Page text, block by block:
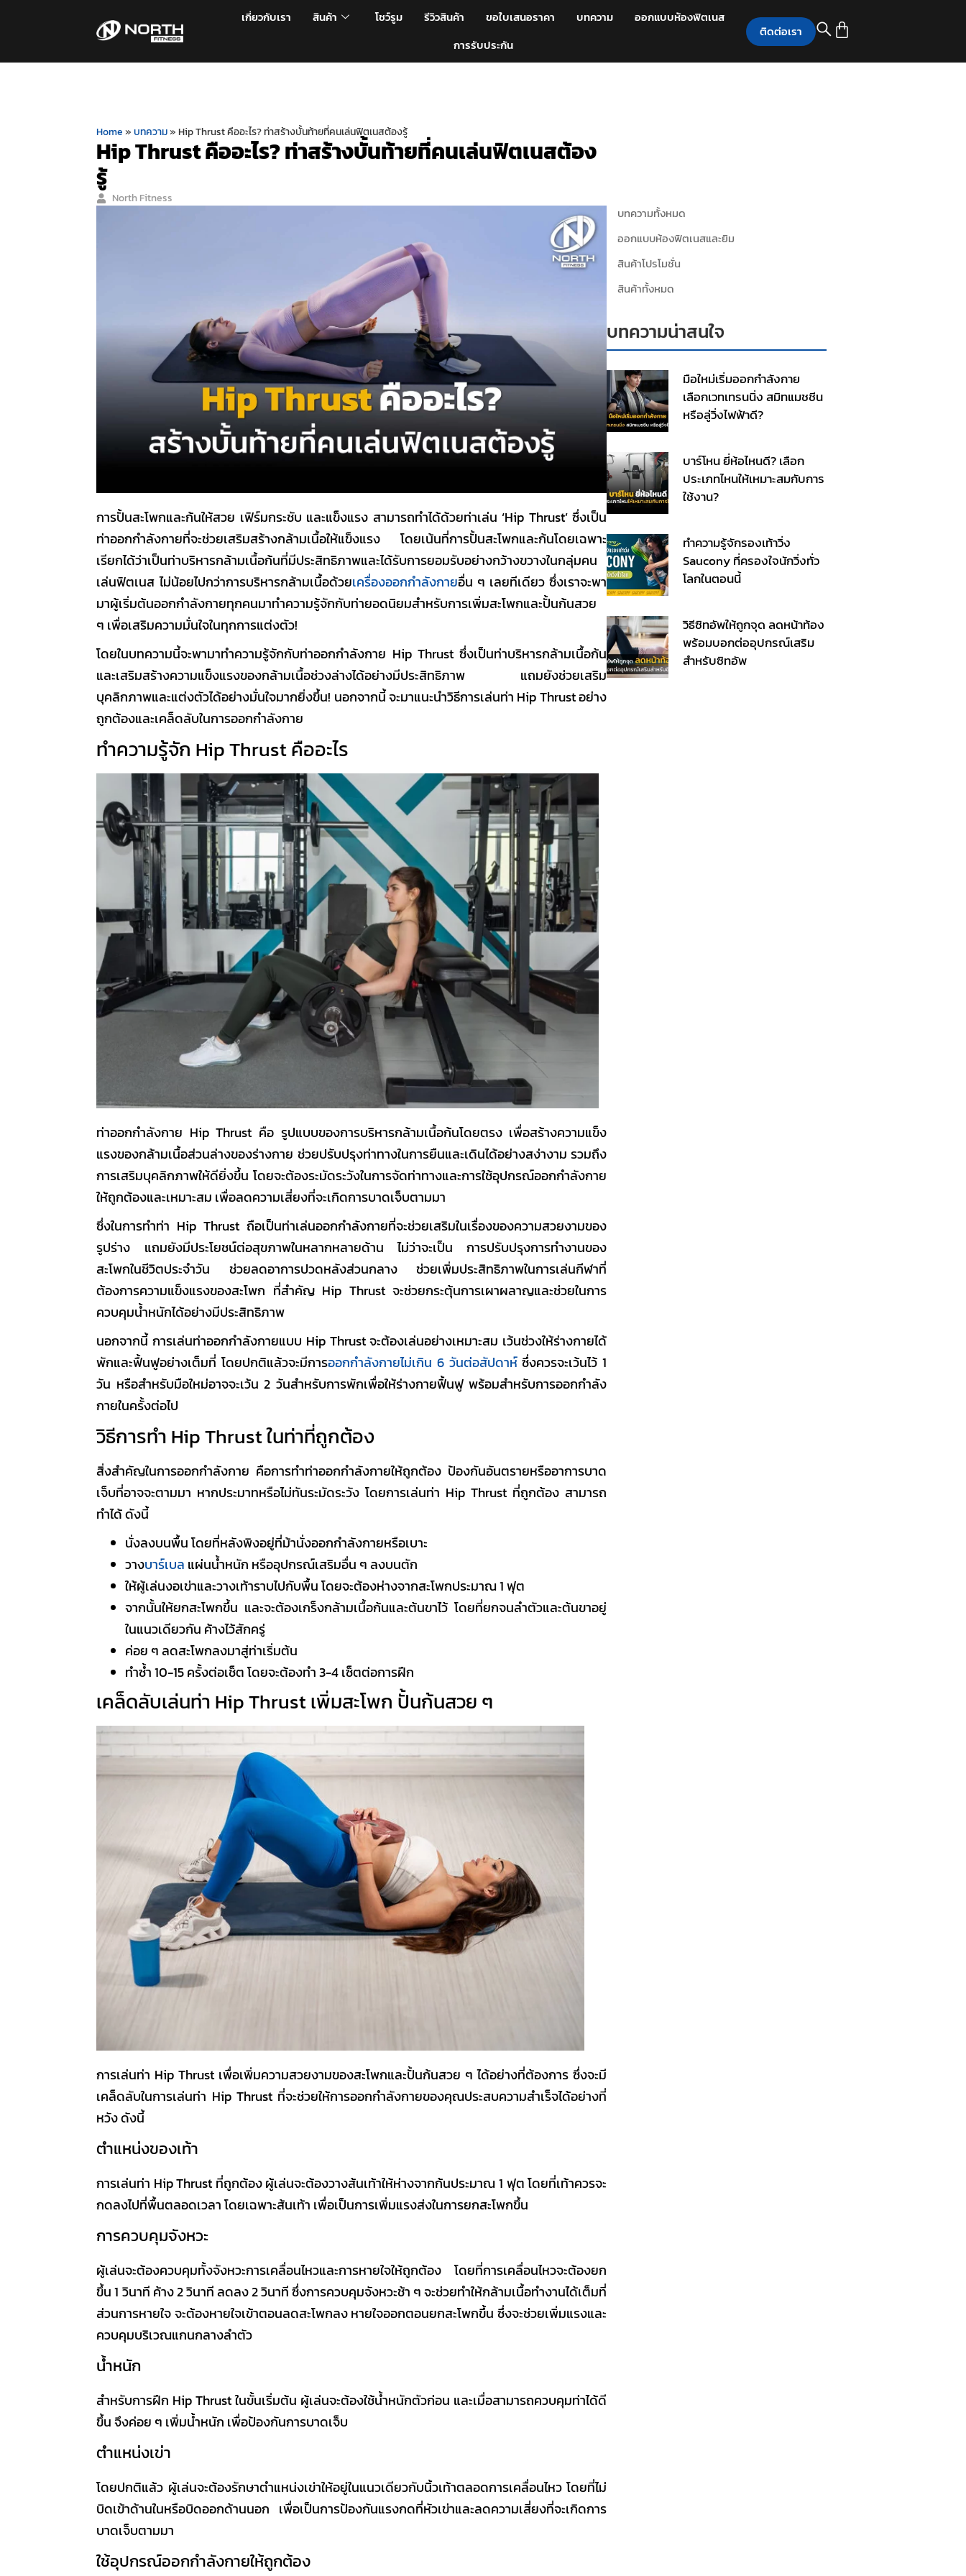
เกี่ยวกับเรา สินค้า โชว์รูม รีวิวสินค้า ขอใบเสนอราคา บทความ
ออกแบบห้องฟิตเนส
การรับประกัน
ติดต่อเรา
Home »บทความ»Hip Thrust คืออะไร? ท่าสร้างบั้นท้ายที่คนเล่นฟิตเนสต้องรู้
Hip Thrust คืออะไร? ท่าสร้างบั้นท้ายที่คนเล่นฟิตเนสต้อง
รู้
North Fitness
การปั้นสะโพกและก้นให้สวย เฟิร์มกระชับ และแข็งแรง สามารถทำได้ด้วยท่าเล่น ‘Hip Thrust’ซึ่งเป็น
ท่าออกกำลังกายที่จะช่วยเสริมสร้างกล้ามเนื้อให้แข็งแรง โดยเน้นที่การปั้นสะโพกและก้นโดยเฉพาะ
เรียกได้ว่าเป็นท่าบริหารกล้ามเนื้อก้นที่มีประสิทธิภาพและได้รับการยอมรับอย่างกว้างขวางในกลุ่มคน
เล่นฟิตเนส ไม่น้อยไปกว่าการบริหารกล้ามเนื้อด้วยเครื่องออกกำลังกายอื่น ๆ เลยทีเดียว ซึ่งเราจะพา
มาผู้เริ่มต้นออกกำลังกายทุกคนมาทำความรู้จักกับท่ายอดนิยมสำหรับการเพิ่มสะโพกและปั้นก้นสวย
ๆ เพื่อเสริมความมั่นใจในทุกการแต่งตัว!
โดยในบทความนี้จะพามาทำความรู้จักกับท่าออกกำลังกาย Hip Thrustซึ่งเป็นท่าบริหารกล้ามเนื้อก้น
และเสริมสร้างความแข็งแรงของกล้ามเนื้อช่วงล่างได้อย่างมีประสิทธิภาพ แถมยังช่วยเสริม
บุคลิกภาพและแต่งตัวได้อย่างมั่นใจมากยิ่งขึ้น! นอกจากนี้ จะมาแนะนำวิธีการเล่นท่า Hip Thrustอย่าง
ถูกต้องและเคล็ดลับในการออกกำลังกาย
ทำความรู้จัก Hip Thrustคืออะไร
ท่าออกกำลังกาย Hip Thrustคือ รูปแบบของการบริหารกล้ามเนื้อก้นโดยตรง เพื่อสร้างความแข็ง
แรงของกล้ามเนื้อส่วนล่างของร่างกาย ช่วยปรับปรุงท่าทางในการยืนและเดินได้อย่างสง่างาม รวมถึง
การเสริมบุคลิกภาพให้ดียิ่งขึ้น โดยจะต้องระมัดระวังในการจัดท่าทางและการใช้อุปกรณ์ออกกำลังกาย
ให้ถูกต้องและเหมาะสม เพื่อลดความเสี่ยงที่จะเกิดการบาดเจ็บตามมา
ซึ่งในการทำท่า Hip Thrustถือเป็นท่าเล่นออกกำลังกายที่จะช่วยเสริมในเรื่องของความสวยงามของ
รูปร่าง แถมยังมีประโยชน์ต่อสุขภาพในหลากหลายด้าน ไม่ว่าจะเป็น การปรับปรุงการทำงานของ
สะโพกในชีวิตประจำวัน ช่วยลดอาการปวดหลังส่วนกลาง ช่วยเพิ่มประสิทธิภาพในการเล่นกีฬาที่
ต้องการความแข็งแรงของสะโพก ที่สำคัญ Hip Thrustจะช่วยกระตุ้นการเผาผลาญและช่วยในการ
ควบคุมน้ำหนักได้อย่างมีประสิทธิภาพ
นอกจากนี้ การเล่นท่าออกกำลังกายแบบ Hip Thrustจะต้องเล่นอย่างเหมาะสม เว้นช่วงให้ร่างกายได้
พักและฟื้นฟูอย่างเต็มที่ โดยปกติแล้วจะมีการออกกำลังกายไม่เกิน 6 วันต่อสัปดาห์ซึ่งควรจะเว้นไว้ 1
วัน หรือสำหรับมือใหม่อาจจะเว้น 2 วันสำหรับการพักเพื่อให้ร่างกายฟื้นฟู พร้อมสำหรับการออกกำลัง
กายในครั้งต่อไป
วิธีการทำHip Thrustในท่าที่ถูกต้อง
สิ่งสำคัญในการออกกำลังกาย คือการทำท่าออกกำลังกายให้ถูกต้อง ป้องกันอันตรายหรืออาการบาด
เจ็บที่อาจจะตามมา หากประมาทหรือไม่ทันระมัดระวัง โดยการเล่นท่า Hip Thrustที่ถูกต้อง สามารถ
ทำได้ ดังนี้
นั่งลงบนพื้น โดยที่หลังพิงอยู่ที่ม้านั่งออกกำลังกายหรือเบาะ
วางบาร์เบล แผ่นน้ำหนัก หรืออุปกรณ์เสริมอื่น ๆ ลงบนตัก
ให้ผู้เล่นงอเข่าและวางเท้าราบไปกับพื้น โดยจะต้องห่างจากสะโพกประมาณ 1 ฟุต
จากนั้นให้ยกสะโพกขึ้น และจะต้องเกร็งกล้ามเนื้อก้นและต้นขาไว้ โดยที่ยกจนลำตัวและต้นขาอยู่
ในแนวเดียวกัน ค้างไว้สักครู่
ค่อย ๆ ลดสะโพกลงมาสู่ท่าเริ่มต้น
ทำซ้ำ 10-15 ครั้งต่อเช็ต โดยจะต้องทำ 3-4 เซ็ตต่อการฝึก
เคล็ดลับเล่นท่าHip Thrustเพิ่มสะโพก ปั้นก้นสวย ๆ
การเล่นท่า Hip Thrustเพื่อเพิ่มความสวยงามของสะโพกและปั้นก้นสวย ๆ ได้อย่างที่ต้องการ ซึ่งจะมี
เคล็ดลับในการเล่นท่า Hip Thrustที่จะช่วยให้การออกกำลังกายของคุณประสบความสำเร็จได้อย่างที่
หวัง ดังนี้
ตำแหน่งของเท้า
การเล่นท่า Hip Thrustที่ถูกต้อง ผู้เล่นจะต้องวางส้นเท้าให้ห่างจากก้นประมาณ 1 ฟุต โดยที่เท้าควรจะ
กดลงไปที่พื้นตลอดเวลา โดยเฉพาะส้นเท้า เพื่อเป็นการเพิ่มแรงส่งในการยกสะโพกขึ้น
การควบคุมจังหวะ
ผู้เล่นจะต้องควบคุมทั้งจังหวะการเคลื่อนไหวและการหายใจให้ถูกต้อง โดยที่การเคลื่อนไหวจะต้องยก
ขึ้น 1 วินาที ค้าง 2 วินาที ลดลง 2 วินาที ซึ่งการควบคุมจังหวะช้า ๆ จะช่วยทำให้กล้ามเนื้อทำงานได้เต็มที่
ส่วนการหายใจ จะต้องหายใจเข้าตอนลดสะโพกลง หายใจออกตอนยกสะโพกขึ้น ซึ่งจะช่วยเพิ่มแรงและ
ควบคุมบริเวณแกนกลางลำตัว
น้ำหนัก
สำหรับการฝึก Hip Thrustในขั้นเริ่มต้น ผู้เล่นจะต้องใช้น้ำหนักตัวก่อน และเมื่อสามารถควบคุมท่าได้ดี
ขึ้น จึงค่อย ๆ เพิ่มน้ำหนัก เพื่อป้องกันการบาดเจ็บ
ตำแหน่งเข่า
โดยปกติแล้ว ผู้เล่นจะต้องรักษาตำแหน่งเข่าให้อยู่ในแนวเดียวกับนิ้วเท้าตลอดการเคลื่อนไหว โดยที่ไม่
บิดเข้าด้านในหรือบิดออกด้านนอก เพื่อเป็นการป้องกันแรงกดที่หัวเข่าและลดความเสี่ยงที่จะเกิดการ
บาดเจ็บตามมา
ใช้อุปกรณ์ออกกำลังกายให้ถูกต้อง
บทความทั้งหมด
ออกแบบห้องฟิตเนสและยิม
สินค้าโปรโมชั่น
สินค้าทั้งหมด
บทความน่าสนใจ
มือใหม่เริ่มออกกำลังกาย
เลือกเวทเทรนนิ่ง สมิทแมชชีน
หรือลู่วิ่งไฟฟ้าดี?
บาร์โหน ยี่ห้อไหนดี? เลือก
ประเภทไหนให้เหมาะสมกับการ
ใช้งาน?
ทำความรู้จักรองเท้าวิ่ง
Saucony ที่ครองใจนักวิ่งทั่ว
โลกในตอนนี้
วิธีซิทอัพให้ถูกจุด ลดหน้าท้อง
พร้อมบอกต่ออุปกรณ์เสริม
สำหรับซิทอัพ